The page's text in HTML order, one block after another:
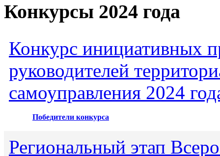
Конкурсы 2024 года
Конкурс инициативных
руководителей
самоуправления 2024
Победители конкурса
Региональный этап